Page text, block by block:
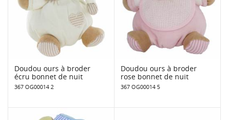
Doudou ours à broder
écru bonnet de nuit
367 OG00014 2
Doudou ours à broder
rose bonnet de nuit
367 OG00014 5